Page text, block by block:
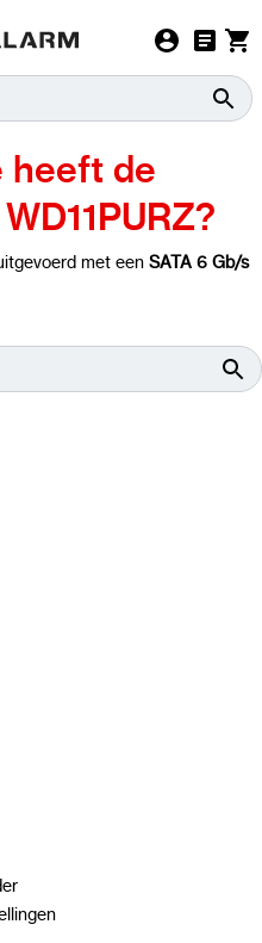
heeft de
met een SATA 6 Gb/s